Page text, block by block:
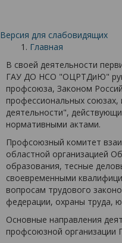
Версия для слабовидящих
Главная
В своей деятельности
ГАУ ДО НСО "ОЦРТДиЮ"
профсоюза, Законом
профессиональных союзах,
деятельности",
нормативными актами.
Профсоюзный комитет
областной организацией
образования, тесные
своевременными
вопросам трудового
федерации, охраны труда,
Основные направления
профсоюзной